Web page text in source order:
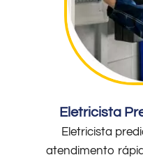
Eletricista
Eletricista
atendimento